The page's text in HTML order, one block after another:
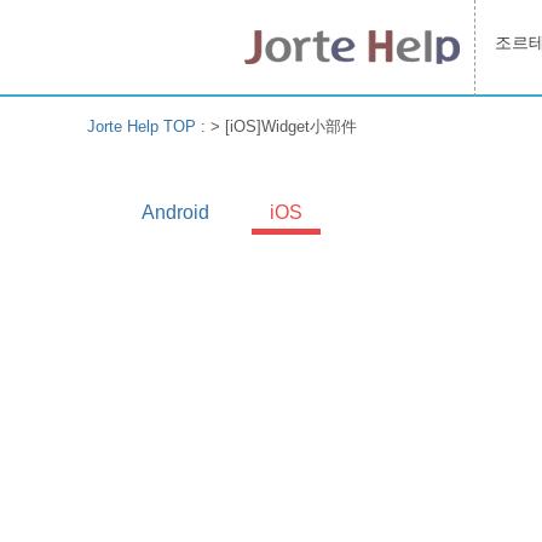
조르테
Jorte Help TOP : > [iOS]Widget小部件
Android iOS